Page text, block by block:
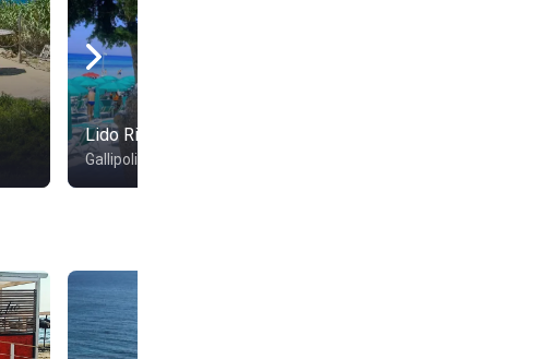
Lido Rivabella
Gallipoli